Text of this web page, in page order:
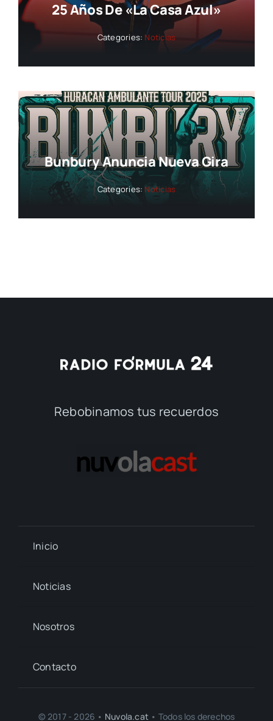
25 Años De «La Casa Azul»
Categories: Noticias
Bunbury Anuncia Nueva Gira
Categories: Noticias
Rebobinamos tus recuerdos
Inicio
Noticias
Nosotros
Contacto
© 2017 - 2026 • Nuvola.cat • Todos los derechos